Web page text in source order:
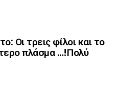
Οι τρεις φίλοι και το
πλάσμα …!Πολύ